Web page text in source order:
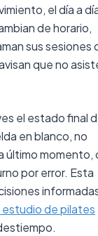
el día a
de horario,
sus sesiones
que no
el estado final
en blanco, no
último momento,
por error. Esta
de pilates